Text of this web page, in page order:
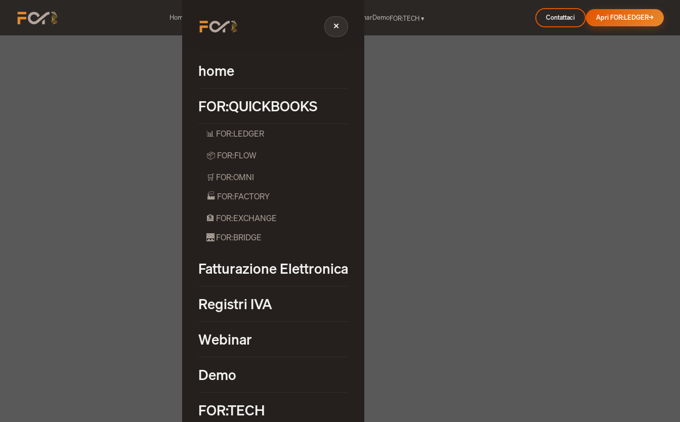
✕
home
FOR:QUICKBOOKS
📊 FOR:LEDGER
📦 FOR:FLOW
🛒 FOR:OMNI
🏭 FOR:FACTORY
🏦 FOR:EXCHANGE
🌉 FOR:BRIDGE
Fatturazione Elettronica
Registri IVA
Webinar
Demo
FOR:TECH
Home FOR:QUICKBOOKS ▾ Registri IVA WebinarDemoFOR:TECH ▾ Contattaci Apri FOR:LEDGER→